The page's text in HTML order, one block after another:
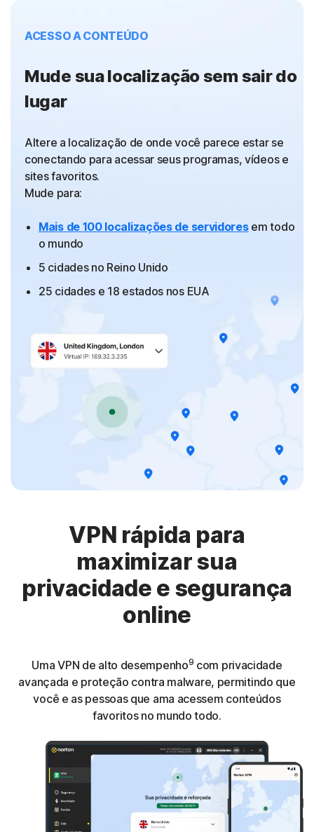
ACESSO A CONTEÚDO
Mude sua localização sem sair do
lugar
Altere a localização de onde você parece estar se
conectando para acessar seus programas, vídeos e
sites favoritos.
Mude para:
Mais de 100 localizações de servidoresem todo
o mundo
5 cidades no Reino Unido
25 cidades e 18 estados nos EUA
VPN rápida para
maximizar sua
privacidade e segurança
online
Uma VPN de alto desempenho9 com privacidade
avançada e proteção contra malware, permitindo que
você e as pessoas que ama acessem conteúdos
favoritos no mundo todo.